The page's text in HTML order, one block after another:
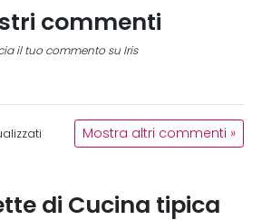
commenti
il tuo commento su Iris
Mostra altri commenti »
di Cucina tipica